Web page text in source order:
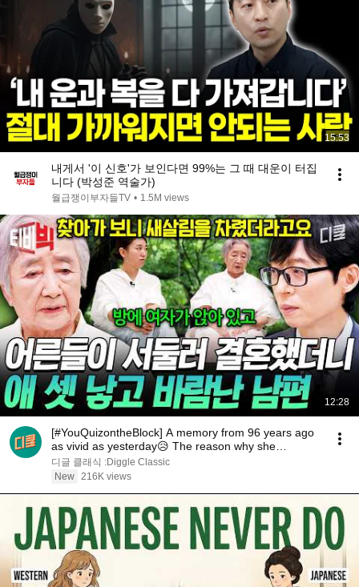
15:53
내게서 '이 신호'가 보인다면 99%는 그 때 대운이 터집
니다 (박성준 역술가)
월급쟁이부자들TV • 1.5M views
12:28
[#YouQuizontheBlock] A memory from 96 years ago
as vivid as yesterday😥 The reason why she
changed...
디글 클래식 :Diggle Classic
New 216K views